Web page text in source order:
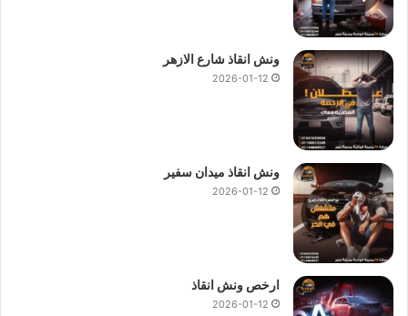
ونش انقاذ شارع الازهر
2026-01-12
ونش انقاذ ميدان سفير
2026-01-12
ارخص ونش انقاذ
2026-01-12